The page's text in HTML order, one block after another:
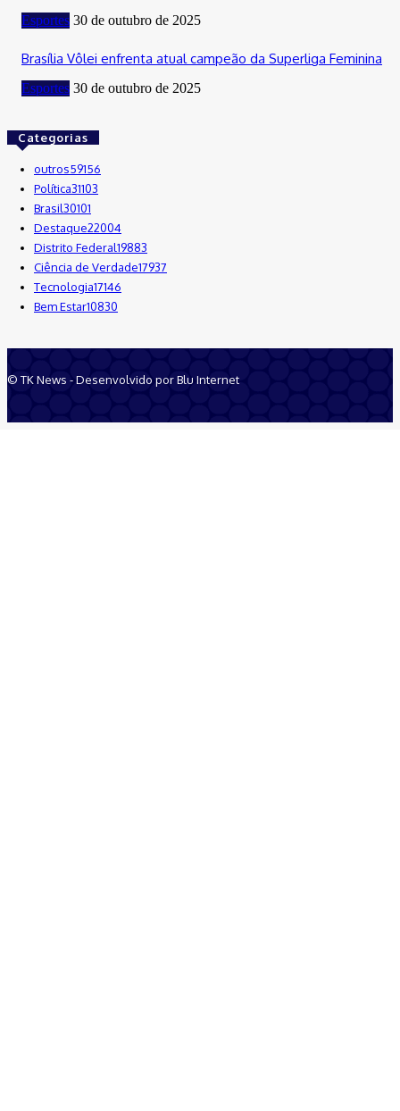
Esportes 30 de outubro de 2025
Brasília Vôlei enfrenta atual campeão da Superliga Feminina
Esportes 30 de outubro de 2025
Categorias
outros59156
Política31103
Brasil30101
Destaque22004
Distrito Federal19883
Ciência de Verdade17937
Tecnologia17146
Bem Estar10830
© TK News - Desenvolvido por Blu Internet